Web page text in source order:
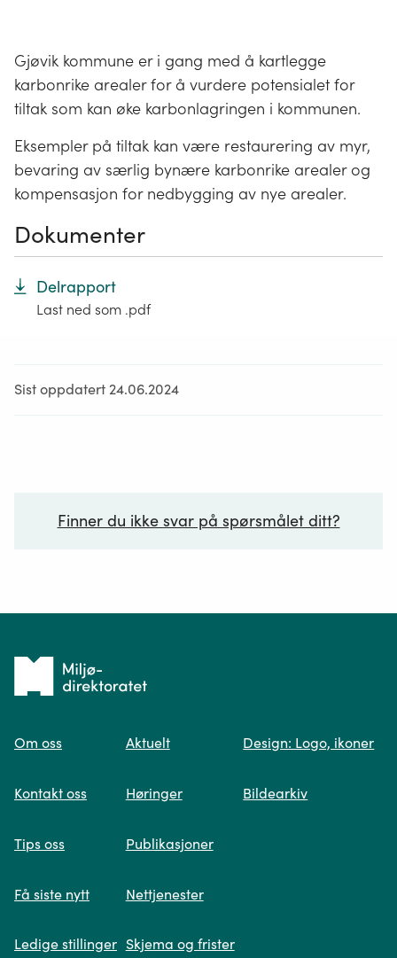
Gjøvik kommune er i gang med å kartlegge
karbonrike arealer for å vurdere potensialet for
tiltak som kan øke karbonlagringen i kommunen.
Eksempler på tiltak kan være restaurering av myr,
bevaring av særlig bynære karbonrike arealer og
kompensasjon for nedbygging av nye arealer.
Dokumenter
Delrapport
Last ned som .pdf
Sist oppdatert 24.06.2024
Finner du ikke svar på spørsmålet ditt?
Spør oss
søk og viser deg vår mest relevante
Tilbake
forsiden
Om oss
Kontakt oss
Tips oss
Få siste nytt
Ledige stillinger
Aktuelt
Høringer
Publikasjoner
Nettjenester
Skjema og frister
Design: Logo, ikoner
Bildearkiv